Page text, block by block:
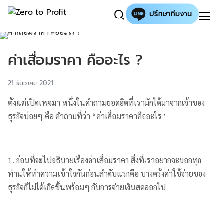
ค่าเสื่อมราคา คืออะไร ?
21 ธันวาคม 2021
ตั้งแต่เปิดเพจมา หนึ่งในคำถามยอดฮิตที่เรามักได้มาจากเจ้าของ
ธุรกิจบ่อยๆ คือ คำถามที่ว่า “ค่าเสื่อมราคาคืออะไร”
1. ก่อนที่จะไปอธิบายเรื่องค่าเสื่อมราคา สิ่งที่เราอยากจะบอกทุก
ท่านให้ทำความเข้าใจกันก่อนลำดับแรกคือ บางครั้งค่าใช้จ่ายของ
ธุรกิจก็ไม่ได้เกิดขึ้นพร้อมๆ กับการจ่ายเงินสดออกไป